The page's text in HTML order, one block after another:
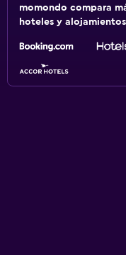
momondo compara
hoteles y